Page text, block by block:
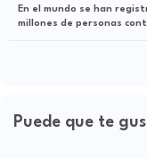
En el mundo se han
millones de personas
Puede que te